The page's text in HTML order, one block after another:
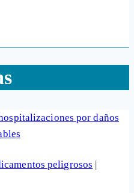
peligrosos